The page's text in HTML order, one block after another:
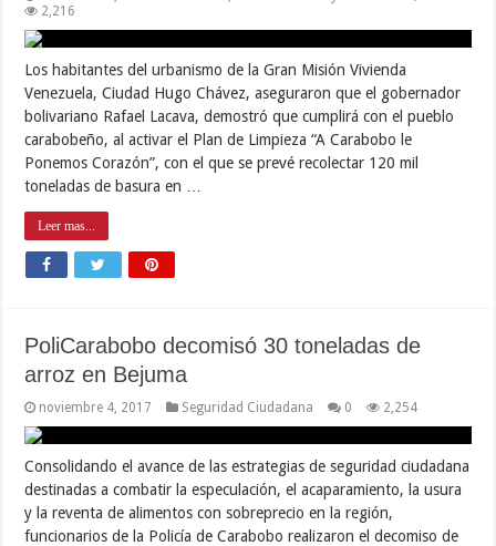
2,216
Los habitantes del urbanismo de la Gran Misión Vivienda
Venezuela, Ciudad Hugo Chávez, aseguraron que el gobernador
bolivariano Rafael Lacava, demostró que cumplirá con el pueblo
carabobeño, al activar el Plan de Limpieza “A Carabobo le
Ponemos Corazón”, con el que se prevé recolectar 120 mil
toneladas de basura en …
Leer mas...
PoliCarabobo decomisó 30 toneladas de
arroz en Bejuma
noviembre 4, 2017 Seguridad Ciudadana 0 2,254
Consolidando el avance de las estrategias de seguridad ciudadana
destinadas a combatir la especulación, el acaparamiento, la usura
y la reventa de alimentos con sobreprecio en la región,
funcionarios de la Policía de Carabobo realizaron el decomiso de